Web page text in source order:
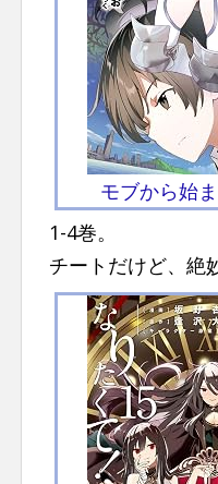
モブから始
1-4巻。
チートだけど、絶